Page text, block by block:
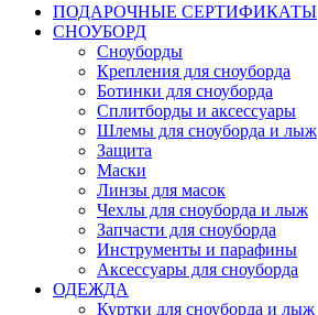
ПОДАРОЧНЫЕ СЕРТИФИКАТЫ
СНОУБОРД
Сноуборды
Крепления для сноуборда
Ботинки для сноуборда
Сплитборды и аксессуары
Шлемы для сноуборда и лыж
Защита
Маски
Линзы для масок
Чехлы для сноуборда и лыж
Запчасти для сноуборда
Инструменты и парафины
Аксессуары для сноуборда
ОДЕЖДА
Куртки для сноуборда и лыж